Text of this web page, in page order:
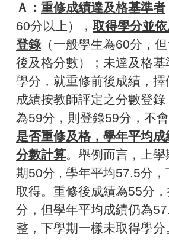
Ａ： 重修成績達及格基準者
60分以上）， 取得學分並
登錄（一般學生為60分，
後及格分數）；未達及格
學分，就重修前後成績，
成績按教師評定之分數登
為59分，則登錄59分，不
是否重修及格，學年平均
分數計算。舉例而言，上
期50分 ， 學年平均57.5分，
取得。重修後成績為55分
分，但學年平均成績仍為
整，下學期一樣未取得學分